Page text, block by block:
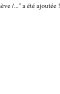
/..." a été ajoutée !